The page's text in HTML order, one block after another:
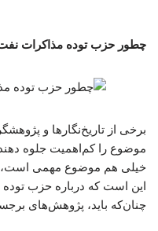
چطور حزب توده مذاکرات نفت ۱۳۳۰ را هوا
برخی از تاریخ‌نگارها و
موضوع را کم‌اهمیت جلوه دهند،
خیلی هم موضوع مهمی است،
این است که درباره حزب
چنان‌که باید، پژوهش‌های